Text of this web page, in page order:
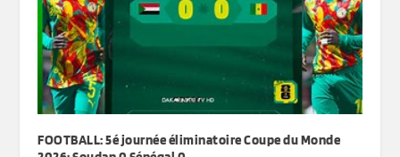
FOOTBALL: 5é journée éliminatoire Coupe du Monde